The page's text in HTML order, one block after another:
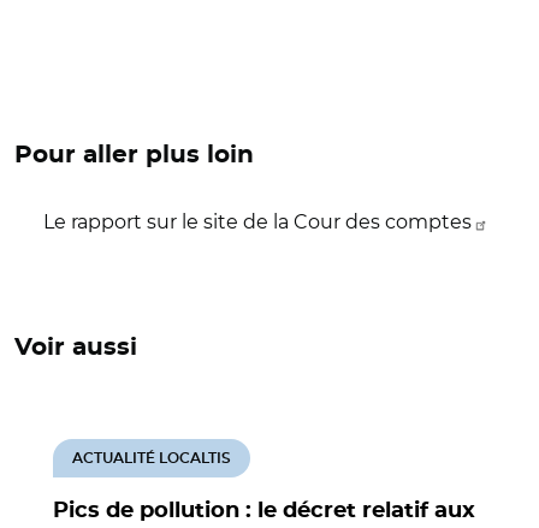
Pour aller plus loin
Le rapport sur le site de la Cour des comptes
Voir aussi
Pics de pollution : le décret relatif aux
ACTUALITÉ LOCALTIS